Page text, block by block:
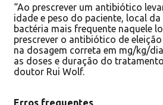
“Ao prescrever um antibiótico
idade e peso do paciente, local da
bactéria mais frequente naquele
prescrever o antibiótico de eleição
na dosagem correta em mg/kg/
as doses e duração do
doutor Rui Wolf.
Erros frequentes